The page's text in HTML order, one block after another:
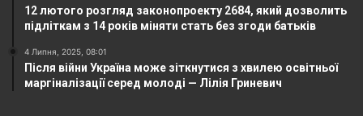
12 лютого розгляд законопроекту 2684, який дозволить
підліткам з 14 років міняти стать без згоди батьків
4 Липня, 2025, 08:01
Після війни Україна може зіткнутися з хвилею освітньої
маргіналізації серед молоді — Лілія Гриневич